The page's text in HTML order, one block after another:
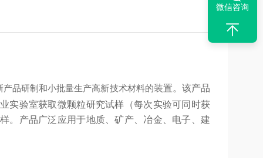
品研制和小批量生产高新技术材料的装置。该产品
实验室获取微颗粒研究试样（每次实验可同时获
。产品广泛应用于地质、矿产、冶金、电子、建
微信咨询